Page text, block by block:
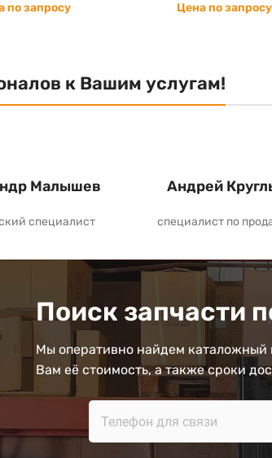
по запросу
Цена по запросу
к Вашим услугам!
Малышев
специалист
Андрей
специалист по
Поиск запчасти
Мы оперативно найдем каталожный
Вам её стоимость, а также сроки